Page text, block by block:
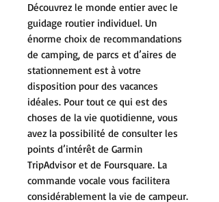
Découvrez le monde entier avec le
guidage routier individuel. Un
énorme choix de recommandations
de camping, de parcs et d’aires de
stationnement est à votre
disposition pour des vacances
idéales. Pour tout ce qui est des
choses de la vie quotidienne, vous
avez la possibilité de consulter les
points d’intérêt de Garmin
TripAdvisor et de Foursquare. La
commande vocale vous facilitera
considérablement la vie de campeur.